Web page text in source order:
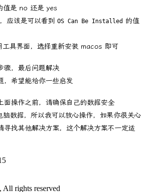
值是 no 还是 yes
应该是可以看到
OS Can Be Installed 的值
具界面，选择重新安装 macos 即可
骤，最后问题解决
，希望能给你一些启发
面操作之前，请确保自己的数据安全
数据，所以我可以放心操作，如果你很关心
寻找其他解决方案，这个解决方案不一定适
, All rights reserved